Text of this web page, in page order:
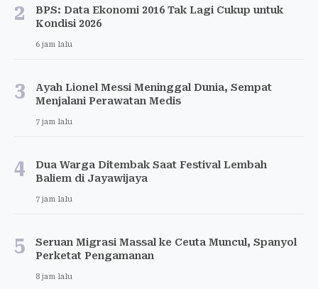
2
BPS: Data Ekonomi 2016 Tak Lagi Cukup untuk
Kondisi 2026
6 jam lalu
3
Ayah Lionel Messi Meninggal Dunia, Sempat
Menjalani Perawatan Medis
7 jam lalu
4
Dua Warga Ditembak Saat Festival Lembah
Baliem di Jayawijaya
7 jam lalu
5
Seruan Migrasi Massal ke Ceuta Muncul, Spanyol
Perketat Pengamanan
8 jam lalu